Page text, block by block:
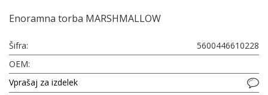
Enoramna torba MARSHMALLOW
Šifra:
5600446610228
OEM:
Vprašaj za izdelek